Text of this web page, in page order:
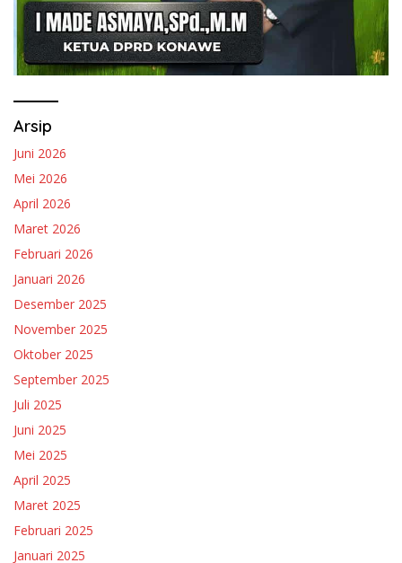
Arsip
Juni 2026
Mei 2026
April 2026
Maret 2026
Februari 2026
Januari 2026
Desember 2025
November 2025
Oktober 2025
September 2025
Juli 2025
Juni 2025
Mei 2025
April 2025
Maret 2025
Februari 2025
Januari 2025